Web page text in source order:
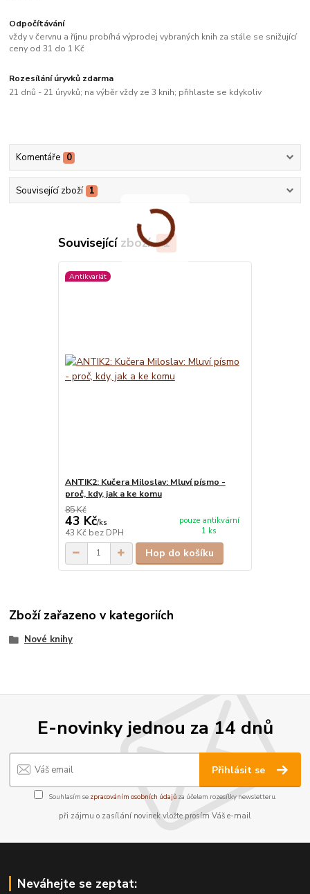
Odpočítávání
vždy v červnu a říjnu probíhá výprodej vybraných knih za stále se snižující
ceny od 31 do 1 Kč
Rozesílání úryvků zdarma
21 dnů - 21 úryvků; na výběr vždy ze 3 knih; přihlaste se kdykoliv
Komentáře 0
Související zboží 1
Související zboží 1
Antikvariát
ANTIK2: Kučera Miloslav: Mluví písmo -
proč, kdy, jak a ke komu
85 Kč
43 Kč/ks
43 Kč bez DPH
pouze antikvární
1 ks
Hop do košíku
Zboží zařazeno v kategoriích
Nové knihy
E-novinky jednou za 14 dnů
Přihlásit se
Souhlasím se zpracováním osobních údajůza účelem rozesílky newsletteru.
při zájmu o zasílání novinek vložte prosím Váš e-mail
Neváhejte se zeptat: